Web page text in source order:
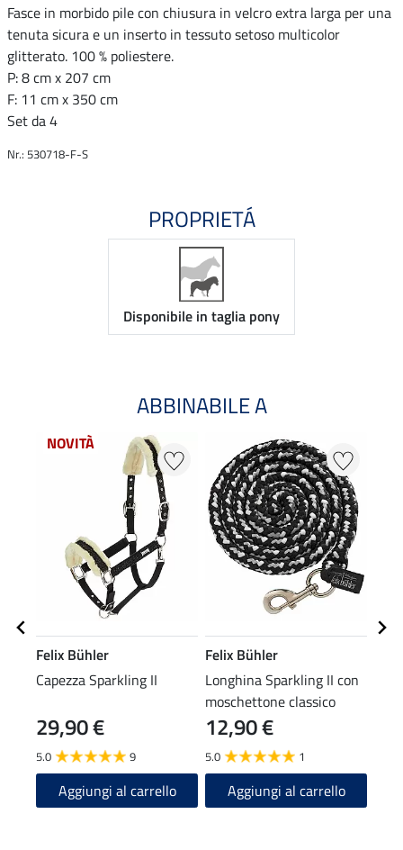
Fasce in morbido pile con chiusura in velcro extra larga per una
tenuta sicura e un inserto in tessuto setoso multicolor
glitterato. 100 % poliestere.
P: 8 cm x 207 cm
F: 11 cm x 350 cm
Set da 4
Nr.: 530718-F-S
PROPRIETÁ
Disponibile in taglia pony
ABBINABILE A
NOVITÀ
Felix Bühler
Capezza Sparkling II
29,90 €
5.0 9
Aggiungi al carrello
Felix Bühler
Longhina Sparkling II con
moschettone classico
12,90 €
5.0 1
Aggiungi al carrello